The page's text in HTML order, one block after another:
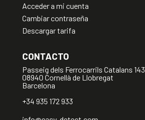
Acceder a mi cuenta
Cambiar contraseña
Descargar tarifa
CONTACTO
Passeig dels Ferrocarrils Catalans 143
08940 Cornellà de Llobregat
Barcelona
+34 935 172 933